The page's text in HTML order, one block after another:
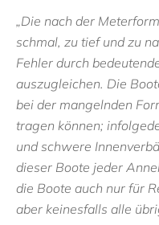
„Die nach der
schmal, zu tief und zu
Fehler durch
auszugleichen. Die
bei der mangelnden
tragen können;
und schwere
dieser Boote jeder
die Boote auch nur für
aber keinesfalls alle